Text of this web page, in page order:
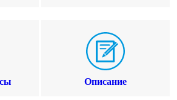
Описание